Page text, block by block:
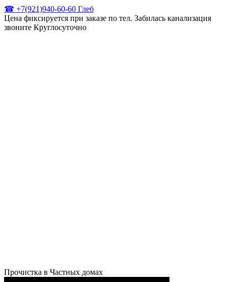
☎ +7(921)940-60-60 Глеб
Цена фиксируется при заказе по тел. Забилась канализация
звоните Круглосуточно
Прочистка в Частных домах